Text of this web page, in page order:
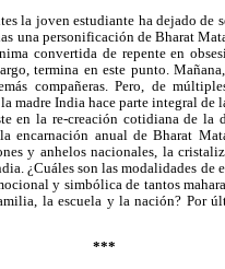
la joven estudiante ha dejado de
una personificación de Bharat
convertida de repente en
termina en este punto.
compañeras. Pero, de
madre India hace parte integral de
en la re-creación cotidiana de la
encarnación anual de Bharat
y anhelos nacionales, la
¿Cuáles son las modalidades de
y simbólica de tantos
la escuela y la nación? Por
***